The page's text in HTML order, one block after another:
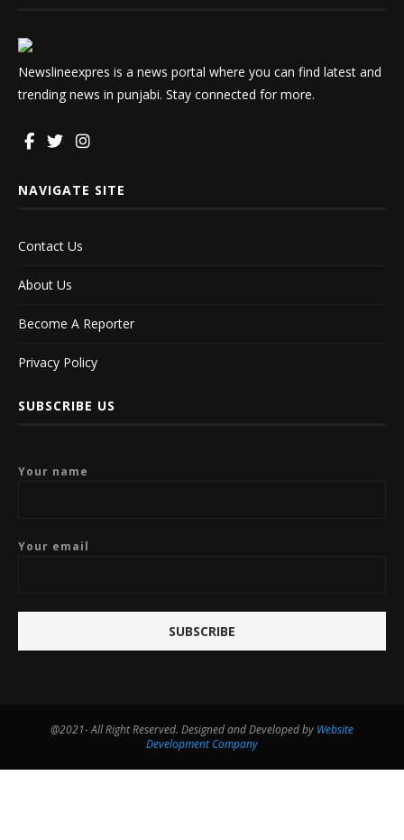
Newslineexpres is a news portal where you can find latest and
trending news in punjabi. Stay connected for more.
NAVIGATE SITE
Contact Us
About Us
Become A Reporter
Privacy Policy
SUBSCRIBE US
Your name
Your email
@2021- All Right Reserved. Designed and Developed by Website
Development Company